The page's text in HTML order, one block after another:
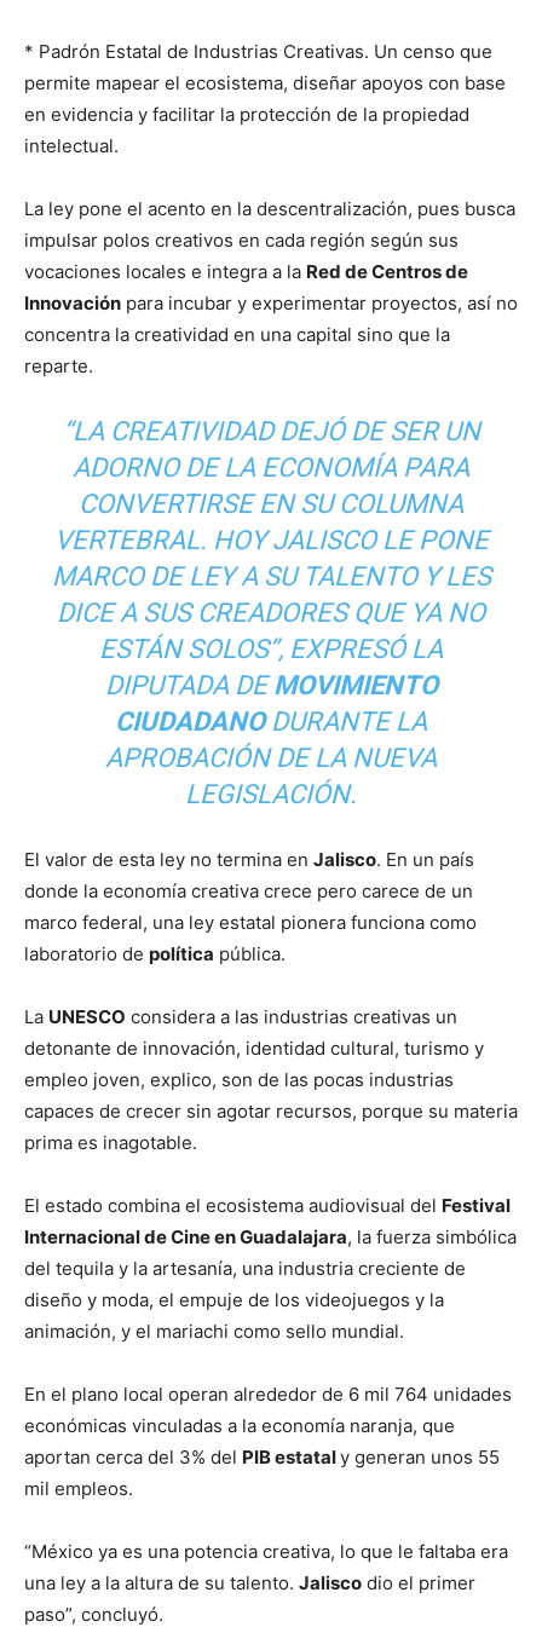
* Padrón Estatal de Industrias Creativas. Un censo que
permite mapear el ecosistema, diseñar apoyos con base
en evidencia y facilitar la protección de la propiedad
intelectual.
La ley pone el acento en la descentralización, pues busca
impulsar polos creativos en cada región según sus
vocaciones locales e integra a la Red de Centros de
Innovación para incubar y experimentar proyectos, así no
concentra la creatividad en una capital sino que la
reparte.
“LA CREATIVIDAD DEJÓ DE SER UN
ADORNO DE LA ECONOMÍA PARA
CONVERTIRSE EN SU COLUMNA
VERTEBRAL. HOY JALISCO LE PONE
MARCO DE LEY A SU TALENTO Y LES
DICE A SUS CREADORES QUE YA NO
ESTÁN SOLOS”, EXPRESÓ LA
DIPUTADA DEMOVIMIENTO
CIUDADANODURANTE LA
APROBACIÓN DE LA NUEVA
LEGISLACIÓN.
El valor de esta ley no termina en Jalisco. En un país
donde la economía creativa crece pero carece de un
marco federal, una ley estatal pionera funciona como
laboratorio de política pública.
La UNESCO considera a las industrias creativas un
detonante de innovación, identidad cultural, turismo y
empleo joven, explico, son de las pocas industrias
capaces de crecer sin agotar recursos, porque su materia
prima es inagotable.
El estado combina el ecosistema audiovisual del Festival
Internacional de Cine en Guadalajara, la fuerza simbólica
del tequila y la artesanía, una industria creciente de
diseño y moda, el empuje de los videojuegos y la
animación, y el mariachi como sello mundial.
En el plano local operan alrededor de 6 mil 764 unidades
económicas vinculadas a la economía naranja, que
aportan cerca del 3% del PIB estataly generan unos 55
mil empleos.
“México ya es una potencia creativa, lo que le faltaba era
una ley a la altura de su talento. Jalisco dio el primer
paso”, concluyó.